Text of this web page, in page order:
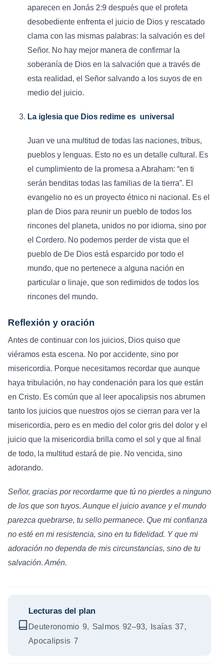
aparecen en Jonás 2:9 después que el profeta
desobediente enfrenta el juicio de Dios y rescatado
clama con las mismas palabras: la salvación es del
Señor. No hay mejor manera de confirmar la
soberanía de Dios en la salvación que a través de
esta realidad, el Señor salvando a los suyos de en
medio del juicio.
La iglesia que Dios redime es universal
Juan ve una multitud de todas las naciones, tribus,
pueblos y lenguas. Esto no es un detalle cultural. Es
el cumplimiento de la promesa a Abraham: “en ti
serán benditas todas las familias de la tierra”. El
evangelio no es un proyecto étnico ni nacional. Es el
plan de Dios para reunir un pueblo de todos los
rincones del planeta, unidos no por idioma, sino por
el Cordero. No podemos perder de vista que el
pueblo de De Dios está esparcido por todo el
mundo, que no pertenece a alguna nación en
particular o linaje, que son redimidos de todos los
rincones del mundo.
Reflexión y oración
Antes de continuar con los juicios, Dios quiso que
viéramos esta escena. No por accidente, sino por
misericordia. Porque necesitamos recordar que aunque
haya tribulación, no hay condenación para los que están
en Cristo. Es común que al leer apocalipsis nos abrumen
tanto los juicios que nuestros ojos se cierran para ver la
misericordia, pero es en medio del color gris del dolor y el
juicio que la misericordia brilla como el sol y que al final
de todo, la multitud estará de pie. No vencida, sino
adorando.
Señor, gracias por recordarme que tú no pierdes a ninguno
de los que son tuyos. Aunque el juicio avance y el mundo
parezca quebrarse, tu sello permanece. Que mi confianza
no esté en mi resistencia, sino en tu fidelidad. Y que mi
adoración no dependa de mis circunstancias, sino de tu
salvación. Amén.
Lecturas del plan
Deuteronomio 9, Salmos 92–93, Isaías 37,
Apocalipsis 7